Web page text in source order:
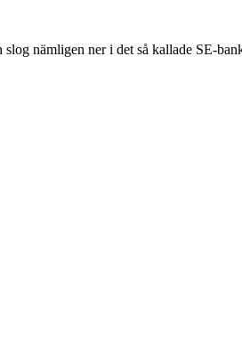
nämligen ner i det så kallade SE-